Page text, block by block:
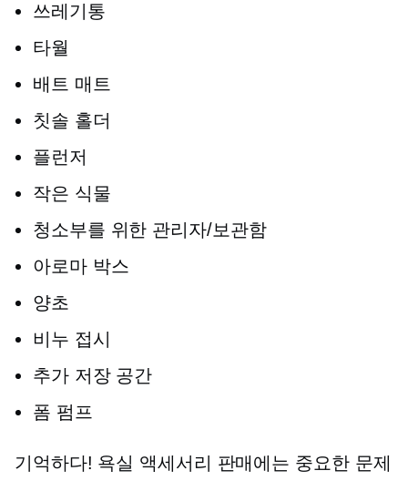
쓰레기통
타월
배트 매트
칫솔 홀더
플런저
작은 식물
청소부를 위한 관리자/보관함
아로마 박스
양초
비누 접시
추가 저장 공간
폼 펌프
기억하다! 욕실 액세서리 판매에는 중요한 문제